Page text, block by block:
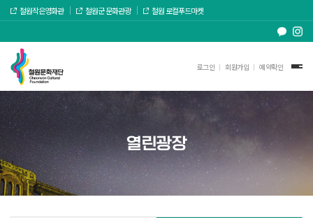
철원작은영화관 철원군 문화관광 철원 로컬푸드마켓
로그인 회원가입 예약확인
열린광장